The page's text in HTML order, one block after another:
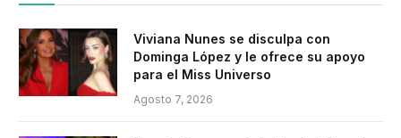
Viviana Nunes se disculpa con
Dominga López y le ofrece su apoyo
para el Miss Universo
Agosto 7, 2026